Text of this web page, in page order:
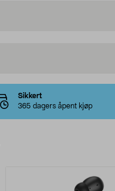
Sikkert
365 dagers åpent kjøp